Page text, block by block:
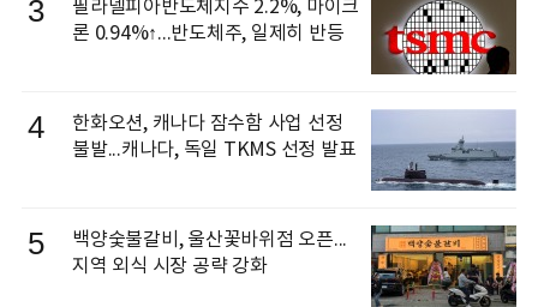
3
필라델피아반도체지수 2.2%, 마이크
론 0.94%↑...반도체주, 일제히 반등
4
한화오션, 캐나다 잠수함 사업 선정
불발...캐나다, 독일 TKMS 선정 발표
5
백양숯불갈비, 울산꽃바위점 오픈...
지역 외식 시장 공략 강화